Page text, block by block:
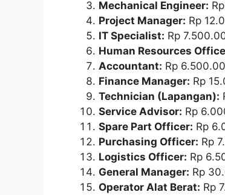
Mechanical Engineer:
Project Manager: Rp
IT Specialist: Rp
Human Resources
Accountant: Rp
Finance Manager: Rp
Technician (Lapangan):
Service Advisor: Rp
Spare Part Officer: Rp
Purchasing Officer: Rp
Logistics Officer: Rp
General Manager: Rp
Operator Alat Berat: Rp